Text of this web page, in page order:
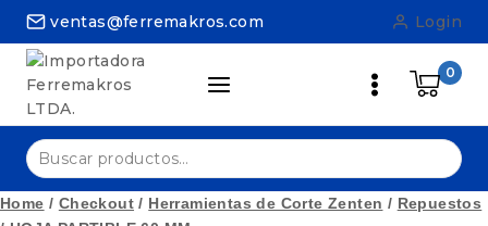
Skip
content
ventas@ferremakros.com Login
0
Buscar
por:
Home / Checkout / Herramientas de Corte Zenten / Repuestos